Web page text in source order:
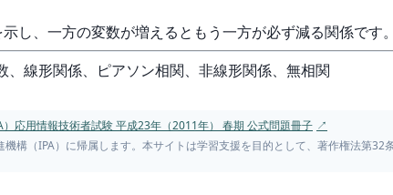
し、一方の変数が増えるともう一方が必ず減る関係です。
、線形関係、ピアソン相関、非線形関係、無相関
応用情報技術者試験 平成23年（2011年） 春期 公式問題冊子 ↗
構（IPA）に帰属します。本サイトは学習支援を目的として、著作権法第32